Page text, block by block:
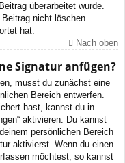
überarbeitet wurde.
nicht löschen
hat.
Nach oben
Signatur anfügen?
musst du zunächst eine
Bereich entwerfen.
hast, kannst du in
aktivieren. Du kannst
persönlichen Bereich
aktivierst. Wenn du einen
möchtest, so kannst